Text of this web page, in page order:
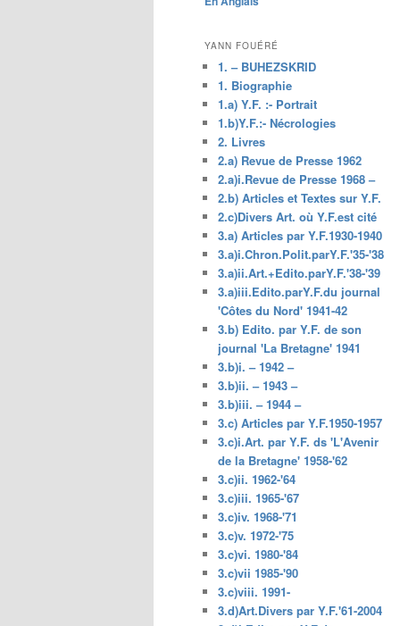
principal
YANN FOUÉRÉ
1. – BUHEZSKRID
1. Biographie
1.a) Y.F. :- Portrait
1.b)Y.F.:- Nécrologies
2. Livres
2.a) Revue de Presse 1962
2.a)i.Revue de Presse 1968 –
2.b) Articles et Textes sur Y.F.
2.c)Divers Art. où Y.F.est cité
3.a) Articles par Y.F.1930-1940
3.a)i.Chron.Polit.parY.F.'35-'38
3.a)ii.Art.+Edito.parY.F.'38-'39
3.a)iii.Edito.parY.F.du journal
'Côtes du Nord' 1941-42
3.b) Edito. par Y.F. de son
journal 'La Bretagne' 1941
3.b)i. – 1942 –
3.b)ii. – 1943 –
3.b)iii. – 1944 –
3.c) Articles par Y.F.1950-1957
3.c)i.Art. par Y.F. ds 'L'Avenir
de la Bretagne' 1958-'62
3.c)ii. 1962-'64
3.c)iii. 1965-'67
3.c)iv. 1968-'71
3.c)v. 1972-'75
3.c)vi. 1980-'84
3.c)vii 1985-'90
3.c)viii. 1991-
3.d)Art.Divers par Y.F.'61-2004